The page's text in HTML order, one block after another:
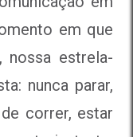
em que
nossa estrela-
nunca parar,
correr, estar